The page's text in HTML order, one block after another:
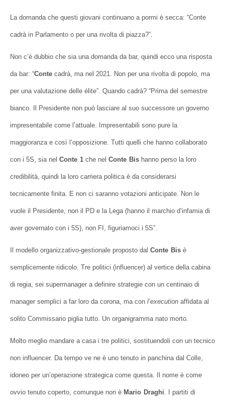
La domanda che questi giovani continuano a pormi è secca: “Conte
cadrà in Parlamento o per una rivolta di piazza?”.
Non c’è dubbio che sia una domanda da bar, quindi ecco una risposta
da bar: “Conte cadrà, ma nel 2021. Non per una rivolta di popolo, ma
per una valutazione delle élite”. Quando cadrà? “Prima del semestre
bianco. Il Presidente non può lasciare al suo successore un governo
impresentabile come l’attuale. Impresentabili sono pure la
maggioranza e così l’opposizione. Tutti quelli che hanno collaborato
con i 5S, sia nel Conte 1 che nel Conte Bis hanno perso la loro
credibilità, quindi la loro carriera politica è da considerarsi
tecnicamente finita. E non ci saranno votazioni anticipate. Non le
vuole il Presidente, non il PD e la Lega (hanno il marchio d’infamia di
aver governato con i 5S), non FI, figuriamoci i 5S”.
Il modello organizzativo-gestionale proposto dal Conte Bis è
semplicemente ridicolo. Tre politici (influencer) al vertice della cabina
di regia, sei supermanager a definire strategie con un centinaio di
manager semplici a far loro da corona, ma con l’execution affidata al
solito Commissario piglia tutto. Un organigramma nato morto.
Molto meglio mandare a casa i tre politici, sostituendoli con un tecnico
non influencer. Da tempo ve ne è uno tenuto in panchina dal Colle,
idoneo per un’operazione strategica come questa. Il nome è come
ovvio tenuto coperto, comunque non è Mario Draghi. I partiti di